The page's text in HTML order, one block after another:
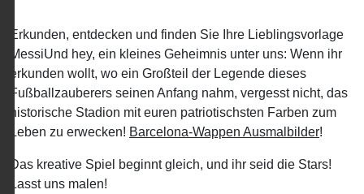
Erkunden, entdecken und finden Sie Ihre Lieblingsvorlage
MessiUnd hey, ein kleines Geheimnis unter uns: Wenn ihr
erkunden wollt, wo ein Großteil der Legende dieses
Fußballzauberers seinen Anfang nahm, vergesst nicht, das
historische Stadion mit euren patriotischsten Farben zum
Leben zu erwecken! Barcelona-Wappen Ausmalbilder!
Das kreative Spiel beginnt gleich, und ihr seid die Stars!
Lasst uns malen!